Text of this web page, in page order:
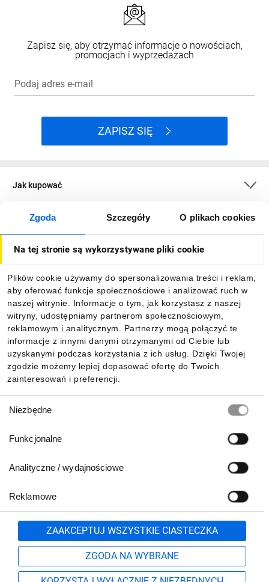
Zgoda Szczegóły O plikach cookies
Na tej stronie są wykorzystywane pliki cookie
Plików cookie używamy do spersonalizowania treści i reklam,
aby oferować funkcje społecznościowe i analizować ruch w
naszej witrynie. Informacje o tym, jak korzystasz z naszej
witryny, udostępniamy partnerom społecznościowym,
reklamowym i analitycznym. Partnerzy mogą połączyć te
informacje z innymi danymi otrzymanymi od Ciebie lub
uzyskanymi podczas korzystania z ich usług. Dzięki Twojej
zgodzie możemy lepiej dopasować ofertę do Twoich
zainteresowań i preferencji.
zgody
Niezbędne
Funkcjonalne
Analityczne / wydajnościowe
Reklamowe
ZAAKCEPTUJ WSZYSTKIE CIASTECZKA
ZGODA NA WYBRANE
Zapisz się, aby otrzymać informacje o nowościach,
promocjach i wyprzedażach
Podaj adres e-mail
ZAPISZ SIĘ
Jak kupować
O firmie
Informacje
Pobierz naszą aplikację mobilną:
801 500 700 lub
71 37 61 600
Formularz kontaktowy